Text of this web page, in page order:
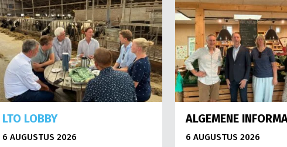
LTO LOBBY
6 AUGUSTUS 2026
ALGEMENE
6 AUGUSTUS 2026